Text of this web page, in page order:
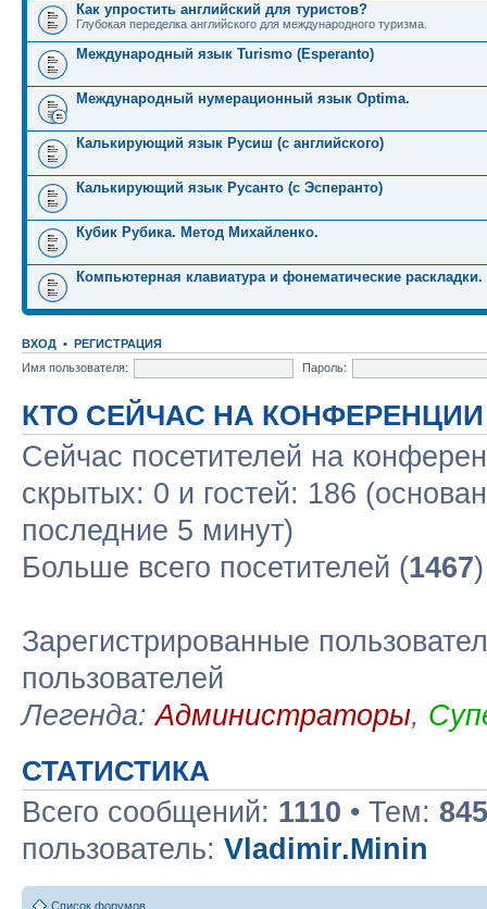
Как упростить английский для туристов?
Глубокая переделка английского для международного туризма.
Международный язык Turismo (Esperanto)
Международный нумерационный язык Optima.
Калькирующий язык Русиш (с английского)
Калькирующий язык Русанто (с Эсперанто)
Кубик Рубика. Метод Михайленко.
Компьютерная клавиатура и фонематические раскладки.
ВХОД • РЕГИСТРАЦИЯ
Имя пользователя:
Пароль:
КТО СЕЙЧАС НА КОНФЕРЕНЦИИ
Сейчас посетителей на
скрытых: 0 и гостей: 186
последние 5 минут)
Больше всего посетителей (1467
Зарегистрированные
пользователей
Легенда:Администраторы,
СТАТИСТИКА
Всего сообщений: 1110 • Тем: 845
пользователь: Vladimir.Minin
Список форумов